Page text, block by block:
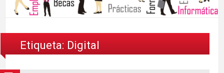
Etiqueta: Digital